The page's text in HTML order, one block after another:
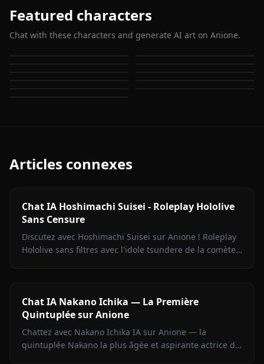
Featured characters
Chat with these characters and generate AI art on Anione.
Articles connexes
Chat IA Hoshimachi Suisei - Roleplay Hololive
Sans Censure
Discutez avec Hoshimachi Suisei sur Anione ! Roleplay
Hololive sans filtres avec l'idole tsundere de la comète.
Chat IA Nakano Ichika — La Première
Quintuplée sur Anione
Chattez avec Nakano Ichika IA sur Anione — la
quintuplée Nakano la plus âgée et aspirante actrice de